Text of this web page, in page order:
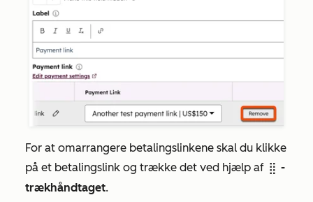
For at omarrangere betalingslinkene skal du klikke
på et betalingslink og trække det ved hjælp af dragHandle -
trækhåndtaget.